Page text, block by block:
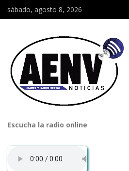
sábado, agosto 8, 2026
Escucha la radio online